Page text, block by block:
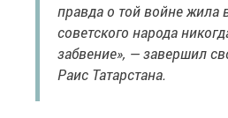
правда о той войне жила
советского народа
забвение», — завершил
Раис Татарстана.